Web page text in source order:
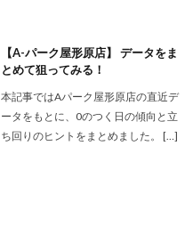
【A-パーク屋形原店】 データをま
とめて狙ってみる！
本記事ではAパーク屋形原店の直近デ
ータをもとに、0のつく日の傾向と立
ち回りのヒントをまとめました。 […]